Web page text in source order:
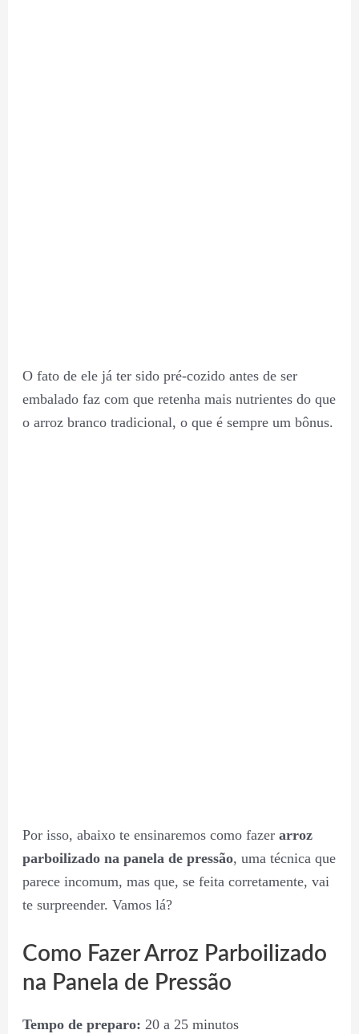
O fato de ele já ter sido pré-cozido antes de ser
embalado faz com que retenha mais nutrientes do que
o arroz branco tradicional, o que é sempre um bônus.
Por isso, abaixo te ensinaremos como fazer arroz
parboilizado na panela de pressão, uma técnica que
parece incomum, mas que, se feita corretamente, vai
te surpreender. Vamos lá?
Como Fazer Arroz Parboilizado
na Panela de Pressão
Tempo de preparo: 20 a 25 minutos